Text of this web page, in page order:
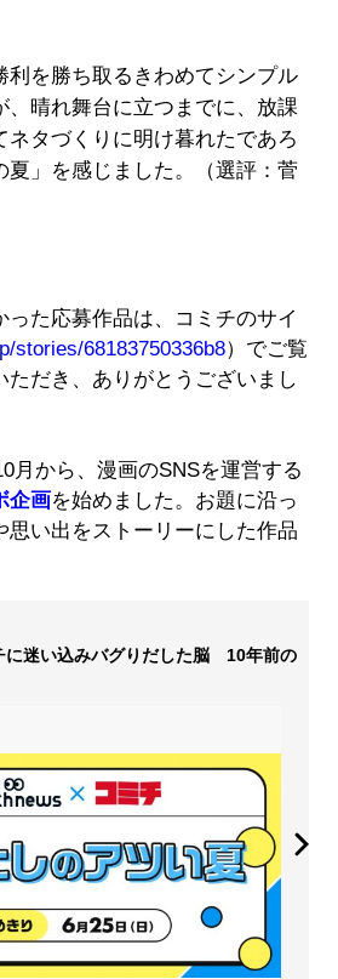
利を勝ち取るきわめてシンプル
、晴れ舞台に立つまでに、放課
ネタづくりに明け暮れたであろ
夏」を感じました。（選評：菅
った応募作品は、コミチのサイ
stories/68183750336b8）でご覧
ただき、ありがとうございまし
月から、漫画のSNSを運営する
企画を始めました。お題に沿っ
思い出をストーリーにした作品
に迷い込みバグりだした脳 10年前の